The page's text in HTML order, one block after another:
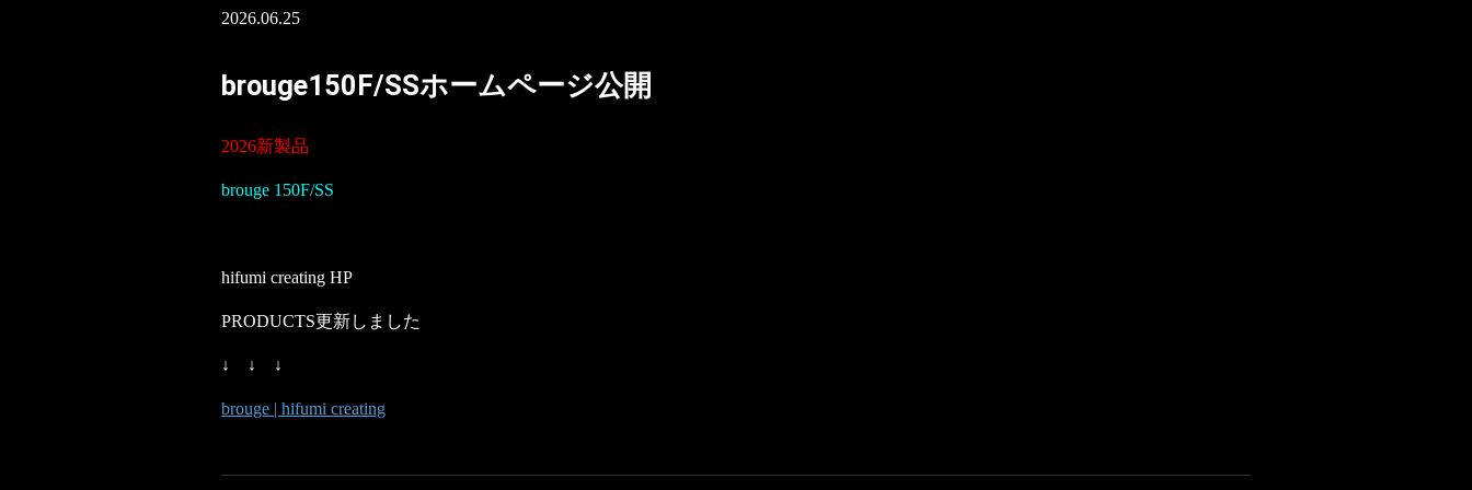
2026.06.25
brouge150F/SSホームページ公開
2026新製品
brouge 150F/SS
hifumi creating HP
PRODUCTS更新しました
↓ ↓ ↓
brouge | hifumi creating